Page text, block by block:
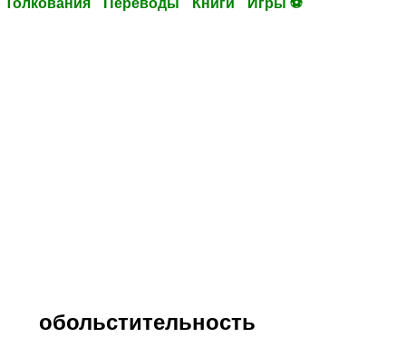
Толкования Переводы Книги Игры ⚽
обольстительность